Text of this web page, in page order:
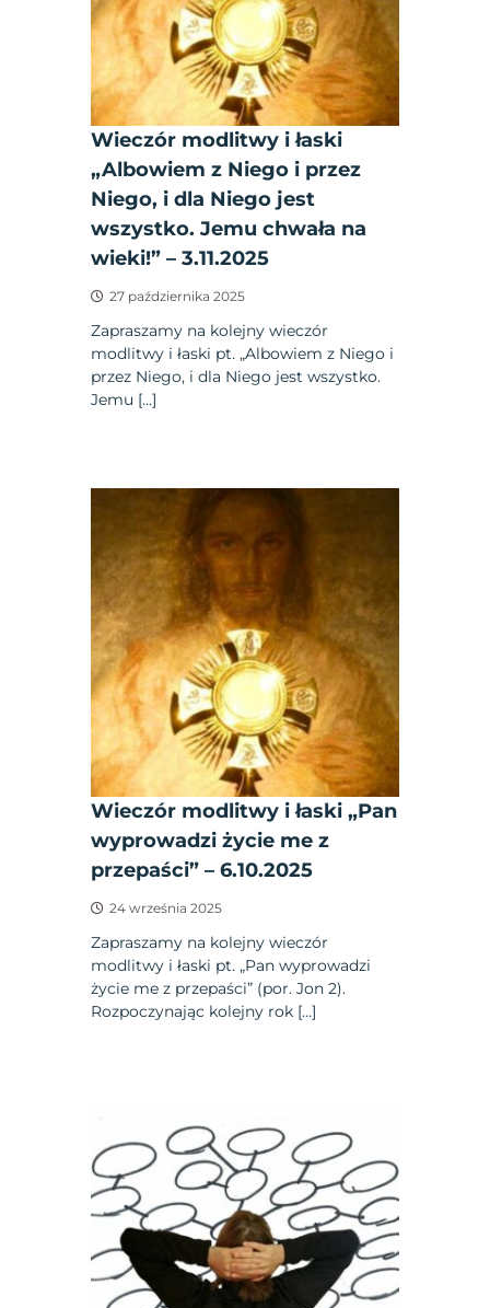
Wieczór modlitwy i łaski
„Albowiem z Niego i przez
Niego, i dla Niego jest
wszystko. Jemu chwała na
wieki!” – 3.11.2025
27 października 2025
Zapraszamy na kolejny wieczór
modlitwy i łaski pt. „Albowiem z Niego i
przez Niego, i dla Niego jest wszystko.
Jemu […]
Wieczór modlitwy i łaski „Pan
wyprowadzi życie me z
przepaści” – 6.10.2025
24 września 2025
Zapraszamy na kolejny wieczór
modlitwy i łaski pt. „Pan wyprowadzi
życie me z przepaści” (por. Jon 2).
Rozpoczynając kolejny rok […]